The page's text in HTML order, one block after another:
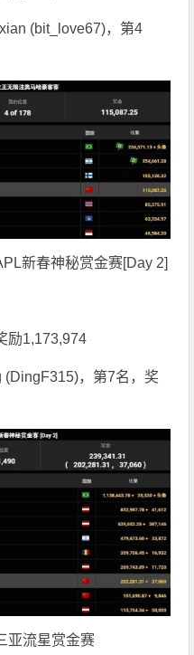
(bit_love67)，第4
新春神秘赏金赛[Day 2]
励1,173,974
(DingF315)，第7名，奖
亚流星赏金赛